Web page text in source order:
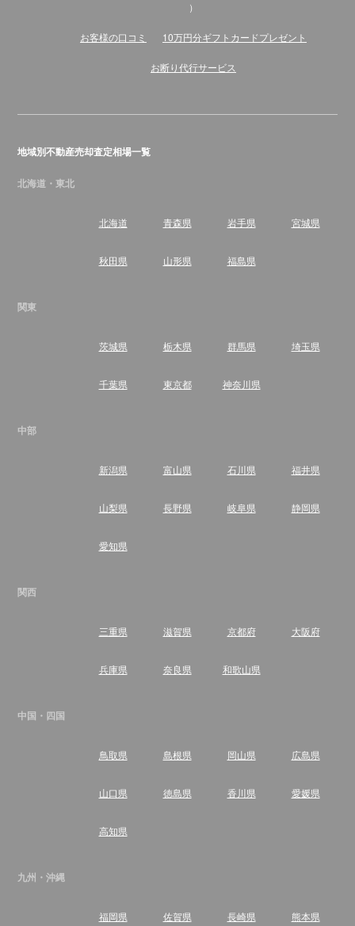
）
お客様の口コミ 10万円分ギフトカードプレゼント
お断り代行サービス
地域別不動産売却査定相場一覧
北海道・東北
北海道 青森県 岩手県 宮城県
秋田県 山形県 福島県
関東
茨城県 栃木県 群馬県 埼玉県
千葉県 東京都 神奈川県
中部
新潟県 富山県 石川県 福井県
山梨県 長野県 岐阜県 静岡県
愛知県
関西
三重県 滋賀県 京都府 大阪府
兵庫県 奈良県 和歌山県
中国・四国
鳥取県 島根県 岡山県 広島県
山口県 徳島県 香川県 愛媛県
高知県
九州・沖縄
福岡県 佐賀県 長崎県 熊本県